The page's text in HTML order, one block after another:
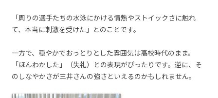
「周りの選手たちの水泳にかける情熱やストイックさに触れ
て、本当に刺激を受けた」とのことです。
一方で、穏やかでおっとりとした雰囲気は高校時代のまま。
「ほんわかした」（失礼）との表現がぴったりです。逆に、そ
のしなやかさが三井さんの強さといえるのかもしれません。